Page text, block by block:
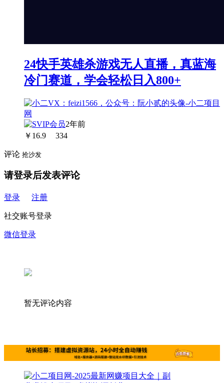
24快手英雄杀游戏无人直播，真蓝海
冷门赛道，学会轻松日入800+
2年前
￥ 16.9 334
评论 抢沙发
请登录后发表评论
登录 注册
社交账号登录
微信登录
暂无评论内容